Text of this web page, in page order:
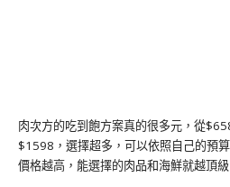
肉次方的吃到飽方案真的很多元，從
$1598，選擇超多，可以依照自己的預
價格越高，能選擇的肉品和海鮮就越頂級